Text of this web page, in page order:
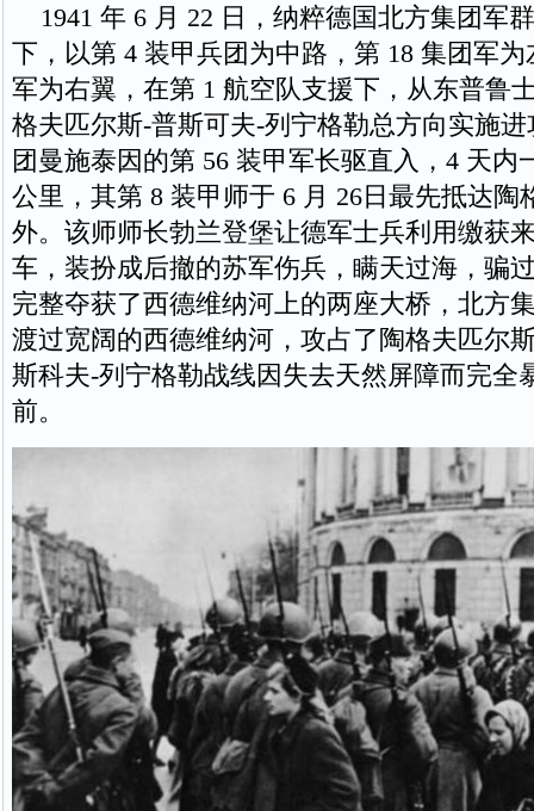
1941 年 6 月 22 日，纳粹德国北方集团军
下，以第 4 装甲兵团为中路，第 18 集团军
军为右翼，在第 1 航空队支援下，从东普鲁
格夫匹尔斯-普斯可夫-列宁格勒总方向实施
团曼施泰因的第 56 装甲军长驱直入，4 天内
公里，其第 8 装甲师于 6 月 26日最先抵达陶
外。该师师长勃兰登堡让德军士兵利用缴获
车，装扮成后撤的苏军伤兵，瞒天过海，骗
完整夺获了西德维纳河上的两座大桥，北方
渡过宽阔的西德维纳河，攻占了陶格夫匹尔
斯科夫-列宁格勒战线因失去天然屏障而完全
前。